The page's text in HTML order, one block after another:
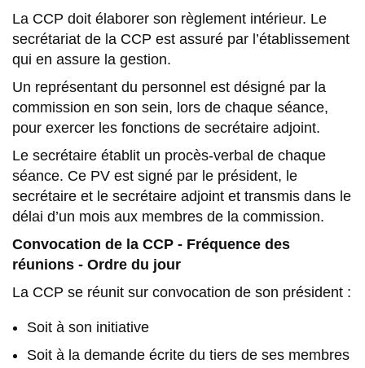
La CCP doit élaborer son règlement intérieur. Le
secrétariat de la CCP est assuré par l’établissement
qui en assure la gestion.
Un représentant du personnel est désigné par la
commission en son sein, lors de chaque séance,
pour exercer les fonctions de secrétaire adjoint.
Le secrétaire établit un procès-verbal de chaque
séance. Ce PV est signé par le président, le
secrétaire et le secrétaire adjoint et transmis dans le
délai d’un mois aux membres de la commission.
Convocation de la CCP - Fréquence des
réunions - Ordre du jour
La CCP se réunit sur convocation de son président :
Soit à son initiative
Soit à la demande écrite du tiers de ses membres